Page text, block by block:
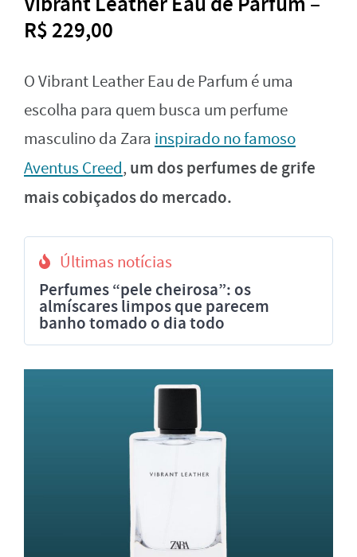
R$ 229,00
O Vibrant Leather Eau de Parfum é uma
escolha para quem busca um perfume
masculino da Zara inspirado no famoso
Aventus Creed, um dos perfumes de grife
mais cobiçados do mercado.
Últimas notícias
Perfumes “pele cheirosa”: os
almíscares limpos que parecem
banho tomado o dia todo